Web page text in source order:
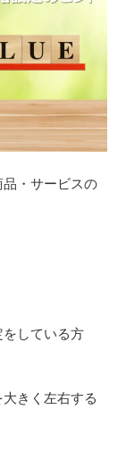
・サービスの
している方
きく左右する